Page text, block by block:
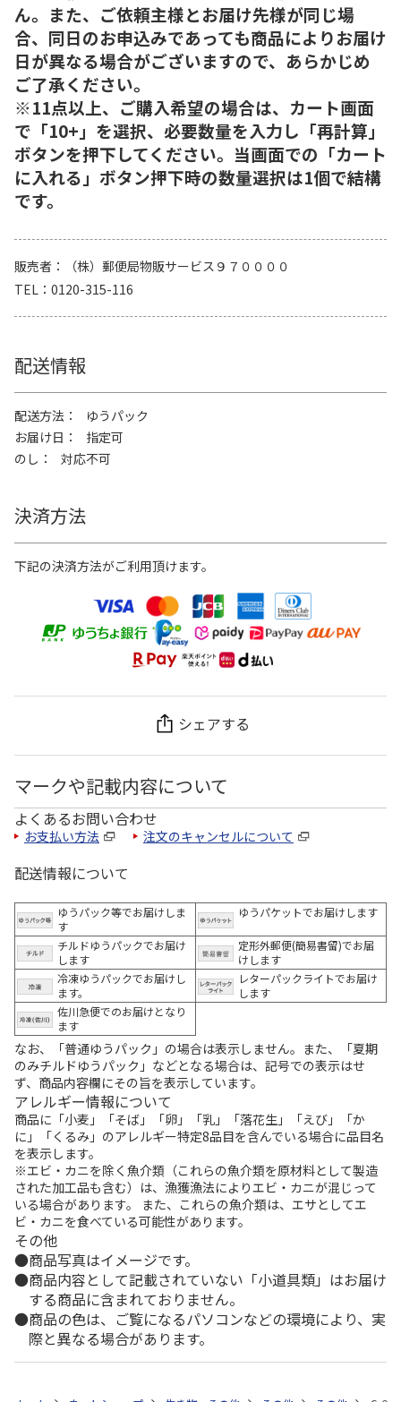
ん。また、ご依頼主様とお届け先様が同じ場
合、同日のお申込みであっても商品によりお届け
日が異なる場合がございますので、あらかじめ
ご了承ください。
※11点以上、ご購入希望の場合は、カート画面
で「10+」を選択、必要数量を入力し「再計算」
ボタンを押下してください。当画面での「カート
に入れる」ボタン押下時の数量選択は1個で結構
です。
販売者
（株）郵便局物販サービス９７００００
TEL
0120-315-116
配送情報
配送方法
ゆうパック
お届け日
指定可
のし
対応不可
決済方法
下記の決済方法がご利用頂けます。
シェアする
マークや記載内容について
よくあるお問い合わせ
お支払い方法 注文のキャンセルについて
配送情報について
ゆうパック等でお届けしま
す
ゆうパケットでお届けします
チルドゆうパックでお届け
します
定形外郵便(簡易書留)でお届
けします
冷凍ゆうパックでお届けし
ます。
レターパックライトでお届け
します
佐川急便でのお届けとなり
ます
なお、「普通ゆうパック」の場合は表示しません。また、「夏期
のみチルドゆうパック」などとなる場合は、記号での表示はせ
ず、商品内容欄にその旨を表示しています。
アレルギー情報について
商品に「小麦」「そば」「卵」「乳」「落花生」「えび」「か
に」「くるみ」のアレルギー特定8品目を含んでいる場合に品目名
を表示します。
※エビ・カニを除く魚介類（これらの魚介類を原材料として製造
された加工品も含む）は、漁獲漁法によりエビ・カニが混じって
いる場合があります。 また、これらの魚介類は、エサとしてエ
ビ・カニを食べている可能性があります。
その他
商品写真はイメージです。
商品内容として記載されていない「小道具類」はお届け
する商品に含まれておりません。
商品の色は、ご覧になるパソコンなどの環境により、実
際と異なる場合があります。